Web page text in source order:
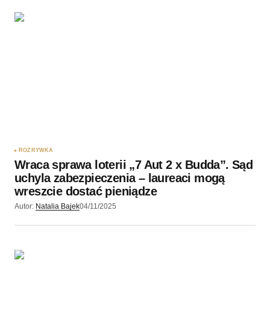
ROZRYWKA
Wraca sprawa loterii „7 Aut 2 x Budda”. Sąd
uchyla zabezpieczenia – laureaci mogą
wreszcie dostać pieniądze
Autor: Natalia Bajek04/11/2025